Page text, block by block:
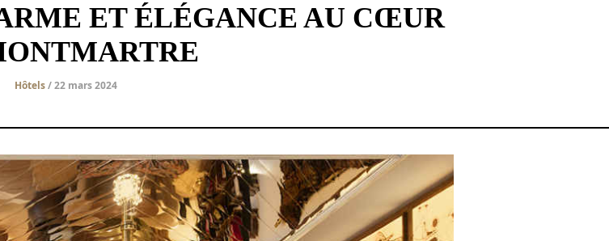
ET ÉLÉGANCE AU CŒUR
Hôtels/ 22 mars 2024